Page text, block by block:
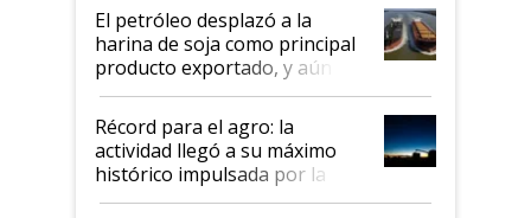
El petróleo desplazó a la
harina de soja como principal
producto exportado, y aún así
el agro aportó casi seis de cada
diez dólares y sostuvo el
liderazgo en un semestre
récord
Récord para el agro: la
actividad llegó a su máximo
histórico impulsada por la
cosecha y las exportaciones